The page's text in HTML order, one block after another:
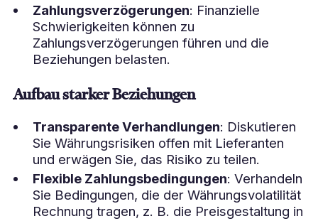
Zahlungsverzögerungen: Finanzielle
Schwierigkeiten können zu
Zahlungsverzögerungen führen und die
Beziehungen belasten.
Aufbau starker Beziehungen
Transparente Verhandlungen: Diskutieren
Sie Währungsrisiken offen mit Lieferanten
und erwägen Sie, das Risiko zu teilen.
Flexible Zahlungsbedingungen: Verhandeln
Sie Bedingungen, die der Währungsvolatilität
Rechnung tragen, z. B. die Preisgestaltung in